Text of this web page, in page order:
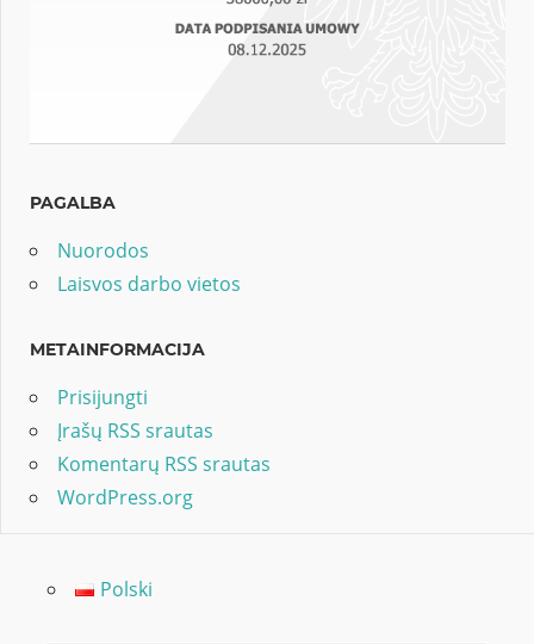
PAGALBA
Nuorodos
Laisvos darbo vietos
METAINFORMACIJA
Prisijungti
Įrašų RSS srautas
Komentarų RSS srautas
WordPress.org
Polski